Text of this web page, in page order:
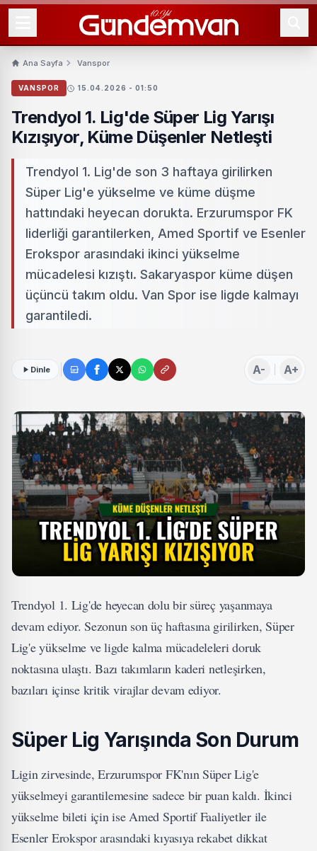
Ana Sayfa Vanspor
VANSPOR 15.04.2026 - 01:50
Trendyol 1. Lig'de Süper Lig Yarışı
Kızışıyor, Küme Düşenler Netleşti
Trendyol 1. Lig'de son 3 haftaya girilirken
Süper Lig'e yükselme ve küme düşme
hattındaki heyecan dorukta. Erzurumspor FK
liderliği garantilerken, Amed Sportif ve Esenler
Erokspor arasındaki ikinci yükselme
mücadelesi kızıştı. Sakaryaspor küme düşen
üçüncü takım oldu. Van Spor ise ligde kalmayı
garantiledi.
Dinle A- A+
Trendyol 1. Lig'de heyecan dolu bir süreç yaşanmaya
devam ediyor. Sezonun son üç haftasına girilirken, Süper
Lig'e yükselme ve ligde kalma mücadeleleri doruk
noktasına ulaştı. Bazı takımların kaderi netleşirken,
bazıları içinse kritik virajlar devam ediyor.
Süper Lig Yarışında Son Durum
Ligin zirvesinde, Erzurumspor FK'nın Süper Lig'e
yükselmeyi garantilemesine sadece bir puan kaldı. İkinci
yükselme bileti için ise Amed Sportif Faaliyetler ile
Esenler Erokspor arasındaki kıyasıya rekabet dikkat